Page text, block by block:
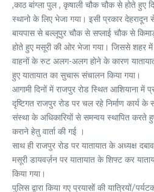
,काठ बांग्ला पुल , कृषाली चौक चौक से होते हुए
स्थानो के लिए भेजा गया। इसी प्रकार देहरादून
बायपास से बल्लूपुर चौक से सप्लाई चौक से
होते हुए मसूरी की ओर भेजा गया। जिससे शहर
वाहनों के रुट अलग-अलग होने के कारण
हुए यातायात का सुचारू संचालन किया गया।
आगामी दिनों में राजपुर रोड स्थित आशियाना में
दृष्टिगत राजपुर रोड पर चल रहे निर्माण कार्य के
संस्था के अधिकारियों से समन्वय स्थापित करते
कराने हेतु वार्ता की गई ।
साथ ही राजपुर रोड पर यातायात के अध्यक्ष
मसूरी डायवर्ज़न पर यातायात के शिफ्ट कर
किया गया।
पुलिस द्वारा किया गए प्रयासों की यात्रियों/